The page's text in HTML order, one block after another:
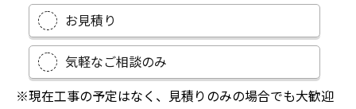
お見積り
気軽なご相談のみ
※現在工事の予定はなく、見積りのみの場合でも大歓迎